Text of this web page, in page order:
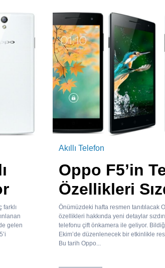
farklı
gelen
Akıllı Telefon
Oppo F5’in
Özellikleri
Önümüzdeki hafta resmen tanıtılacak
özellikleri hakkında yeni detaylar
telefonu çift önkamera ile geliyor.
Ekim’de düzenlenecek bir etkinlikle
Bu tarih Oppo...